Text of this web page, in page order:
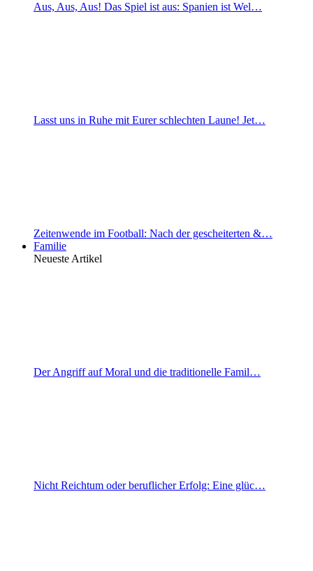
Aus, Aus, Aus! Das Spiel ist aus: Spanien ist Wel…
Lasst uns in Ruhe mit Eurer schlechten Laune! Jet…
Zeitenwende im Football: Nach der gescheiterten &…
Familie
Neueste Artikel
Der Angriff auf Moral und die traditionelle Famil…
Nicht Reichtum oder beruflicher Erfolg: Eine glüc…